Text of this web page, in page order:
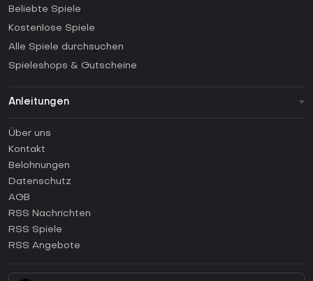
Beliebte Spiele
Kostenlose Spiele
Alle Spiele durchsuchen
Spieleshops & Gutscheine
Anleitungen
Anleitungen
Wie aktiviert man einen Steam CD Key?
Wie aktiviert man einen Epic Games CD Key?
Wie aktiviert man einen GOG CD Key?
Wie aktiviert man einen Ubisoft Connect CD Key?
Wie aktiviert man einen EA App CD Key?
Über uns
Kontakt
Belohnungen
Datenschutz
AGB
RSS Nachrichten
RSS Spiele
RSS Angebote